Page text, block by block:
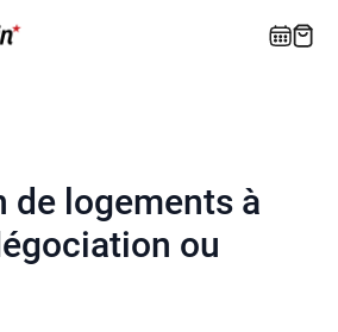
de logements à
ou